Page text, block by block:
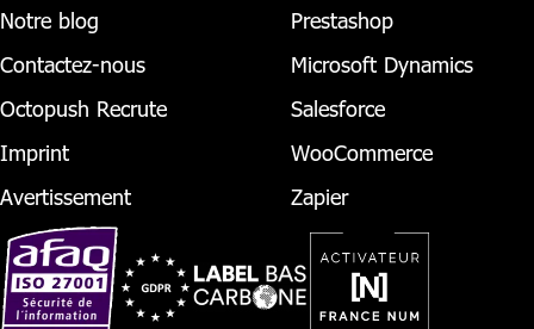
Notre blog
Contactez-nous
Octopush Recrute
Imprint
Avertissement
Prestashop
Microsoft Dynamics
Salesforce
WooCommerce
Zapier